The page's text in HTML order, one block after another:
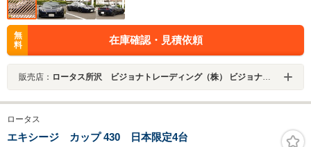
無
料
在庫確認・見積依頼
販売店： ロータス所沢 ビジョナトレーディング（株） ビジョナグループ
ロータス
エキシージ カップ 430 日本限定4台